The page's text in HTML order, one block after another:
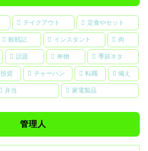
テイクアウト 定食やセット
観戦記 インスタント 肉
話題 丼物 季節ネタ
投資 チャーハン 転職 備え
弁当 家電製品
管理人